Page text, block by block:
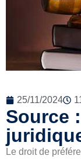
25/11/2024
Source
Le droit de